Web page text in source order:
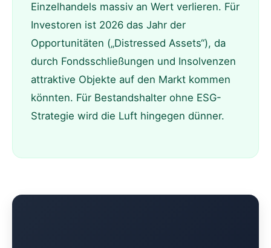
Einzelhandels massiv an Wert verlieren. Für
Investoren ist 2026 das Jahr der
Opportunitäten („Distressed Assets“), da
durch Fondsschließungen und Insolvenzen
attraktive Objekte auf den Markt kommen
könnten. Für Bestandshalter ohne ESG-
Strategie wird die Luft hingegen dünner.